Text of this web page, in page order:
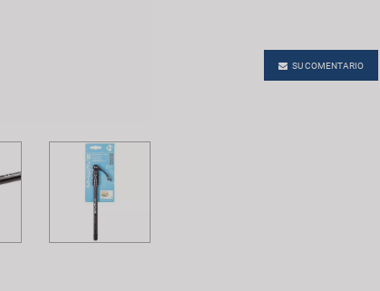
SU COMENTARIO